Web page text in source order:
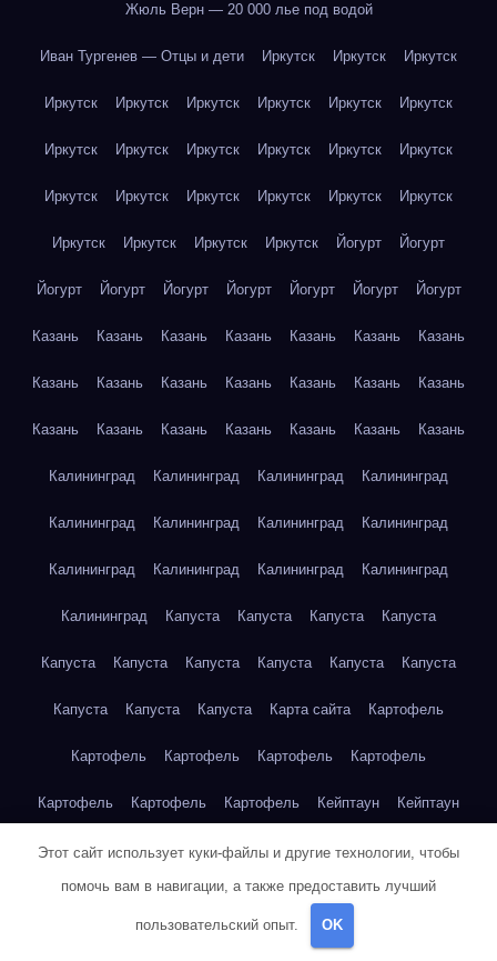
Жюль Верн — 20 000 лье под водой
Иван Тургенев — Отцы и дети Иркутск Иркутск Иркутск
Иркутск Иркутск Иркутск Иркутск Иркутск Иркутск
Иркутск Иркутск Иркутск Иркутск Иркутск Иркутск
Иркутск Иркутск Иркутск Иркутск Иркутск Иркутск
Иркутск Иркутск Иркутск Иркутск Йогурт Йогурт
Йогурт Йогурт Йогурт Йогурт Йогурт Йогурт Йогурт
Казань Казань Казань Казань Казань Казань Казань
Казань Казань Казань Казань Казань Казань Казань
Казань Казань Казань Казань Казань Казань Казань
Калининград Калининград Калининград Калининград
Калининград Калининград Калининград Калининград
Калининград Калининград Калининград Калининград
Калининград Капуста Капуста Капуста Капуста
Капуста Капуста Капуста Капуста Капуста Капуста
Капуста Капуста Капуста Карта сайта Картофель
Картофель Картофель Картофель Картофель
Картофель Картофель Картофель Кейптаун Кейптаун
Кейптаун Кейптаун Кейптаун Кейптаун Кейптаун
Кейптаун Кейптаун Кейптаун Кейптаун Кейптаун
Кейптаун
Этот сайт использует куки-файлы и другие технологии, чтобы
помочь вам в навигации, а также предоставить лучший
пользовательский опыт. OK